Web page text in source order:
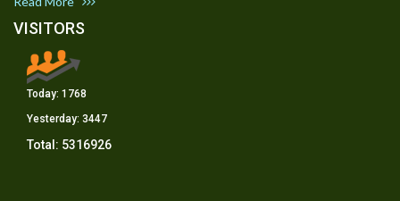
VISITORS
Today: 1768
Yesterday: 3447
Total: 5316926